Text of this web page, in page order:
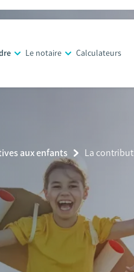
Le notaire Calculateurs
aux enfants
Current
La